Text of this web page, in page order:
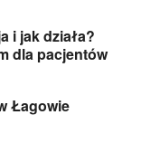
i jak działa?
dla pacjentów
Łagowie